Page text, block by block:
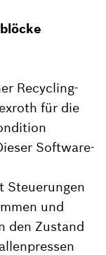
Recycling-
für die
Software-
Steuerungen
und
den Zustand